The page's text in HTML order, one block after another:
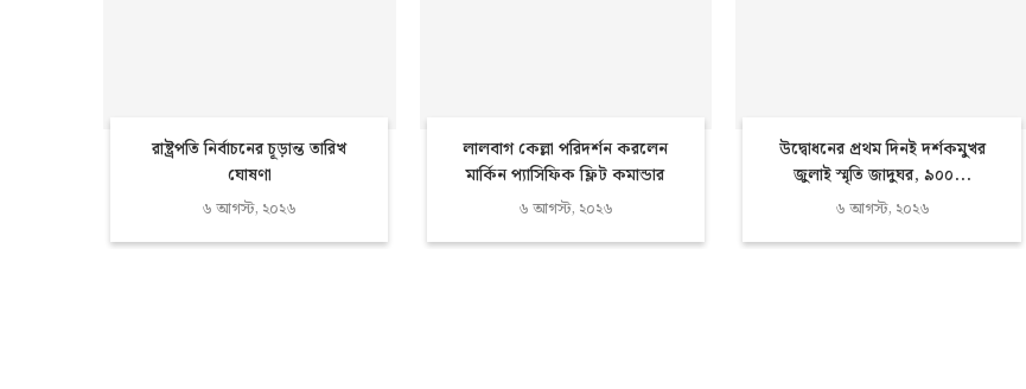
রাষ্ট্রপতি নির্বাচনের চূড়ান্ত তারিখ
ঘোষণা
৬ আগস্ট, ২০২৬
লালবাগ কেল্লা পরিদর্শন করলেন
মার্কিন প্যাসিফিক ফ্লিট কমান্ডার
৬ আগস্ট, ২০২৬
উদ্বোধনের প্রথম দিনই দর্শকমুখর
জুলাই স্মৃতি জাদুঘর, ৯০০...
৬ আগস্ট, ২০২৬